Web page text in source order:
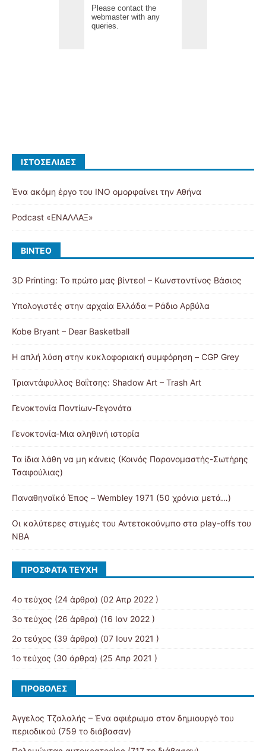
ΙΣΤΟΣΕΛΊΔΕΣ
Ένα ακόμη έργο του ΙΝΟ ομορφαίνει την Αθήνα
Podcast «ΕΝΑΛΛΑΞ»
ΒΊΝΤΕΟ
3D Printing: Το πρώτο μας βίντεο! – Κωνσταντίνος Βάσιος
Υπολογιστές στην αρχαία Ελλάδα – Ράδιο Αρβύλα
Kobe Bryant – Dear Basketball
Η απλή λύση στην κυκλοφοριακή συμφόρηση – CGP Grey
Τριαντάφυλλος Βαΐτσης: Shadow Art – Trash Art
Γενοκτονία Ποντίων-Γεγονότα
Γενοκτονία-Μια αληθινή ιστορία
Τα ίδια λάθη να μη κάνεις (Κοινός Παρονομαστής-Σωτήρης
Τσαφούλιας)
Παναθηναϊκό Έπος – Wembley 1971 (50 χρόνια μετά…)
Οι καλύτερες στιγμές του Αντετοκούνμπο στα play-offs του
NBA
ΠΡΌΣΦΑΤΑ ΤΕΎΧΗ
4ο τεύχος (24 άρθρα) (02 Απρ 2022 )
3ο τεύχος (26 άρθρα) (16 Ιαν 2022 )
2ο τεύχος (39 άρθρα) (07 Ιουν 2021 )
1ο τεύχος (30 άρθρα) (25 Απρ 2021 )
ΠΡΟΒΟΛΈΣ
Άγγελος Τζαλαλής – Ένα αφιέρωμα στον δημιουργό του
περιοδικού (759 το διάβασαν)